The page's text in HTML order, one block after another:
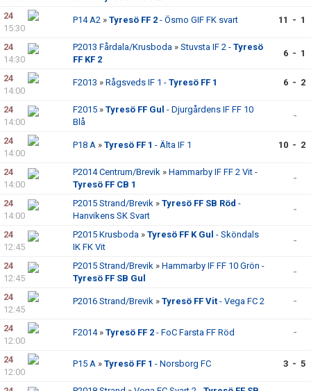
24
15:30
P14 A2 » Tyresö FF 2 - Ösmo GIF FK svart 11 - 1
24
14:30
P2013 Fårdala/Krusboda » Stuvsta IF 2 - Tyresö
FF KF 2
6 - 1
24
14:00
F2013 » Rågsveds IF 1 - Tyresö FF 1 6 - 2
24
14:00
F2015 » Tyresö FF Gul - Djurgårdens IF FF 10
Blå
-
24
14:00
P18 A » Tyresö FF 1 - Älta IF 1 10 - 2
24
14:00
P2014 Centrum/Brevik » Hammarby IF FF 2 Vit -
Tyresö FF CB 1
-
24
14:00
P2015 Strand/Brevik » Tyresö FF SB Röd -
Hanvikens SK Svart
-
24
12:45
P2015 Krusboda » Tyresö FF K Gul - Sköndals
IK FK Vit
-
24
12:45
P2015 Strand/Brevik » Hammarby IF FF 10 Grön -
Tyresö FF SB Gul
-
24
12:45
P2016 Strand/Brevik » Tyresö FF Vit - Vega FC 2 -
24
12:00
F2014» Tyresö FF 2 - FoC Farsta FF Röd -
24
12:00
P15 A » Tyresö FF 1 - Norsborg FC 3 - 5